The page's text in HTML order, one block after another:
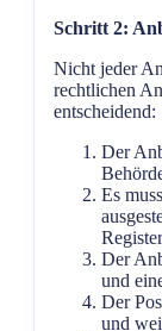
Schritt 2:
Nicht jeder
rechtlichen
entscheidend:
Der
Es
Der
und
Der
und